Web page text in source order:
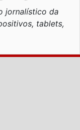
jornalístico da
tablets,